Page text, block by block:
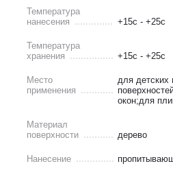
Температура
нанесения
+15c - +25c
Температура
хранения
+15c - +25c
Место
применения
для детских
окон;для
Материал
поверхности
дерево
Нанесение